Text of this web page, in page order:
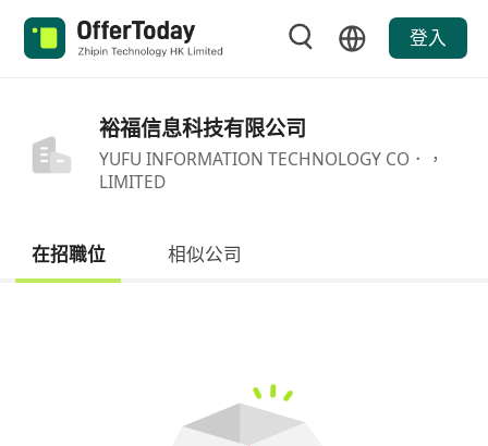
登入
裕福信息科技有限公司
YUFU INFORMATION TECHNOLOGY CO．，
LIMITED
在招職位 相似公司